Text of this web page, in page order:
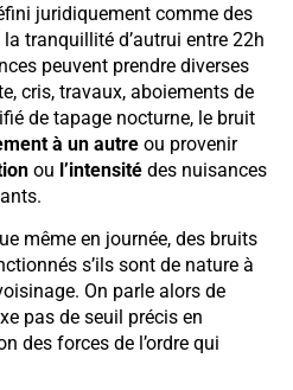
juridiquement comme des
tranquillité d’autrui entre 22h
peuvent prendre diverses
cris, travaux, aboiements de
de tapage nocturne, le bruit
à un autre ou provenir
ou l’intensité des nuisances
même en journée, des bruits
s’ils sont de nature à
On parle alors de
pas de seuil précis en
des forces de l’ordre qui